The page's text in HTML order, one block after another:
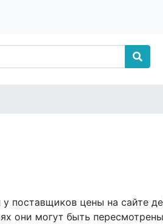
поставщиков цены на сайте
они могут быть